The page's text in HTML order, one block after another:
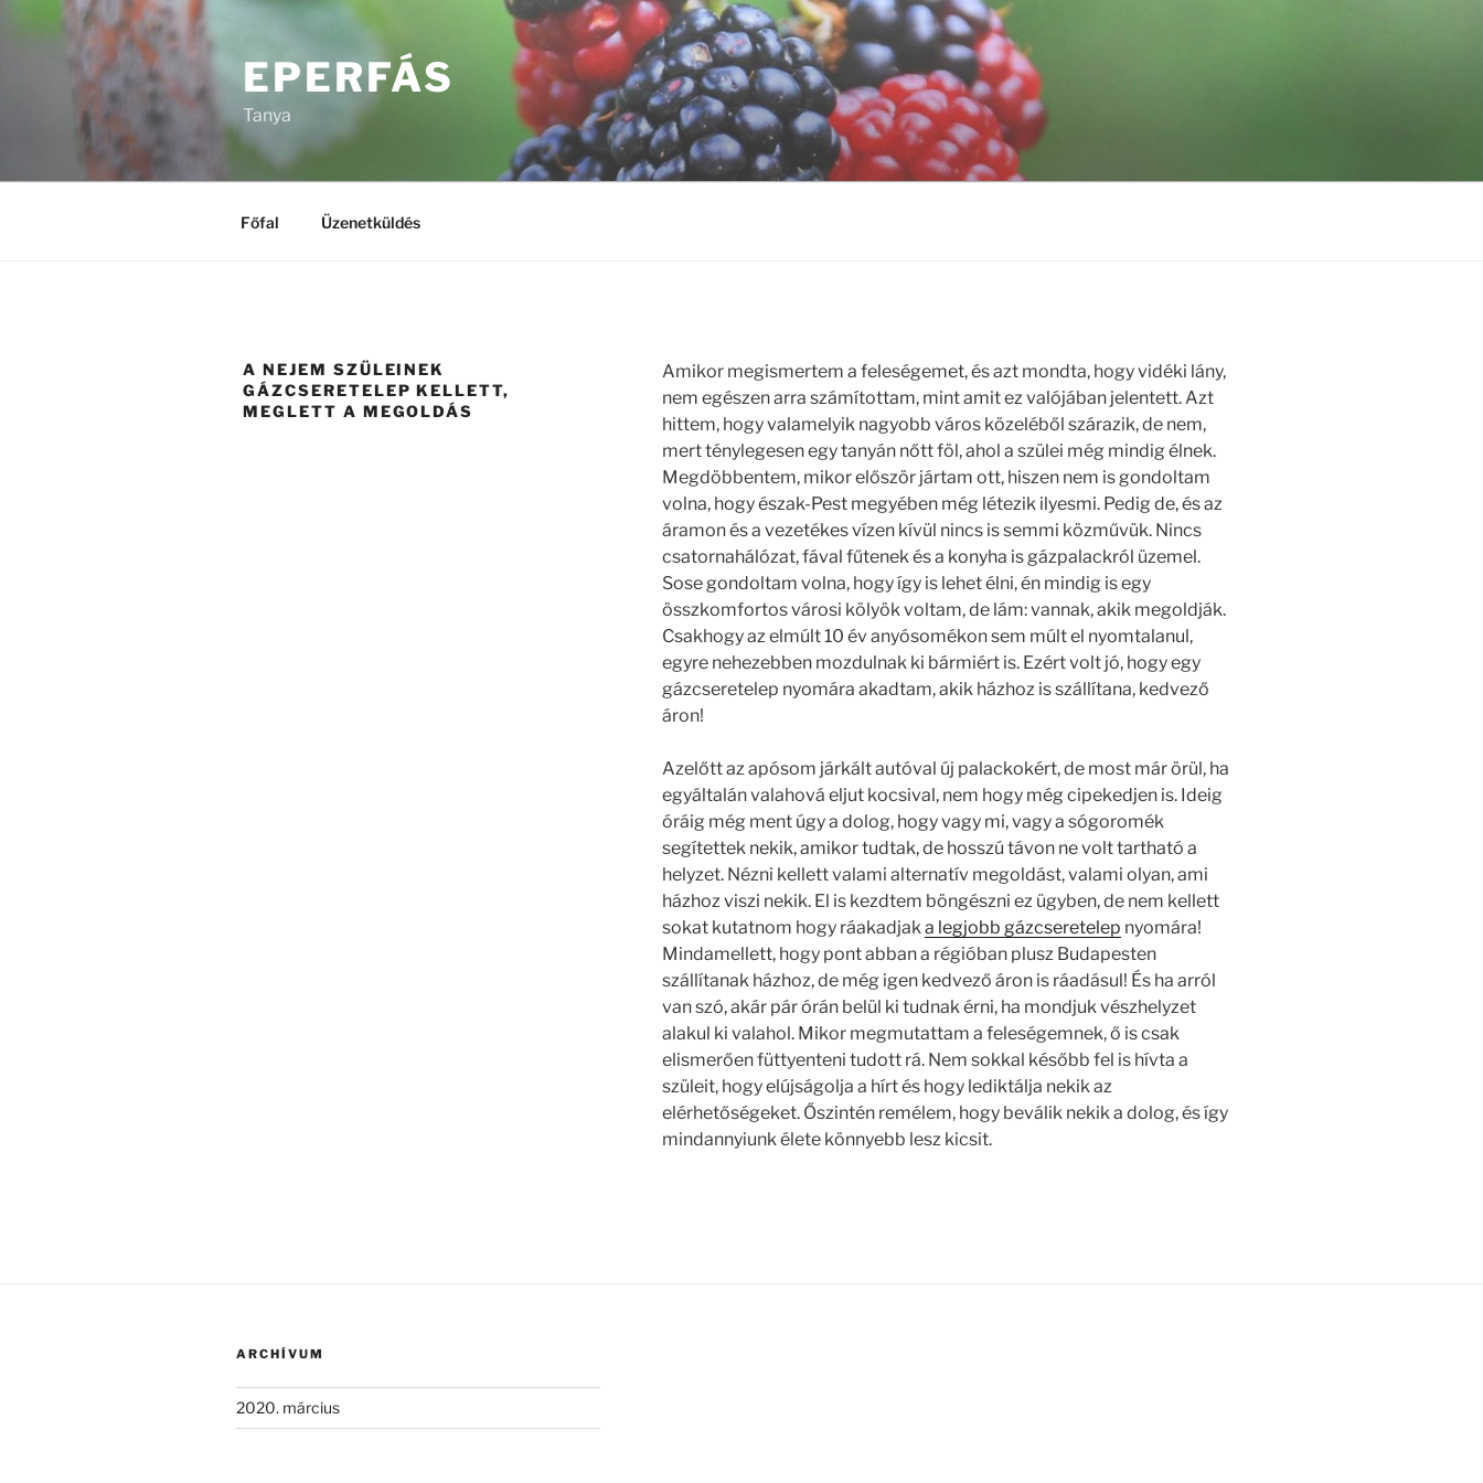
Tartalomhoz
EPERFÁS
Tanya
Főfal Üzenetküldés
A NEJEM SZÜLEINEK
GÁZCSERETELEP KELLETT,
MEGLETT A MEGOLDÁS
Amikor megismertem a feleségemet, és azt mondta, hogy vidéki lány,
nem egészen arra számítottam, mint amit ez valójában jelentett. Azt
hittem, hogy valamelyik nagyobb város közeléből szárazik, de nem,
mert ténylegesen egy tanyán nőtt föl, ahol a szülei még mindig élnek.
Megdöbbentem, mikor először jártam ott, hiszen nem is gondoltam
volna, hogy észak-Pest megyében még létezik ilyesmi. Pedig de, és az
áramon és a vezetékes vízen kívül nincs is semmi közművük. Nincs
csatornahálózat, fával fűtenek és a konyha is gázpalackról üzemel.
Sose gondoltam volna, hogy így is lehet élni, én mindig is egy
összkomfortos városi kölyök voltam, de lám: vannak, akik megoldják.
Csakhogy az elmúlt 10 év anyósomékon sem múlt el nyomtalanul,
egyre nehezebben mozdulnak ki bármiért is. Ezért volt jó, hogy egy
gázcseretelep nyomára akadtam, akik házhoz is szállítana, kedvező
áron!
Azelőtt az apósom járkált autóval új palackokért, de most már örül, ha
egyáltalán valahová eljut kocsival, nem hogy még cipekedjen is. Ideig
óráig még ment úgy a dolog, hogy vagy mi, vagy a sógoromék
segítettek nekik, amikor tudtak, de hosszú távon ne volt tartható a
helyzet. Nézni kellett valami alternatív megoldást, valami olyan, ami
házhoz viszi nekik. El is kezdtem böngészni ez ügyben, de nem kellett
sokat kutatnom hogy ráakadjaka legjobb gázcseretelep nyomára!
Mindamellett, hogy pont abban a régióban plusz Budapesten
szállítanak házhoz, de még igen kedvező áron is ráadásul! És ha arról
van szó, akár pár órán belül ki tudnak érni, ha mondjuk vészhelyzet
alakul ki valahol. Mikor megmutattam a feleségemnek, ő is csak
elismerően füttyenteni tudott rá. Nem sokkal később fel is hívta a
szüleit, hogy elújságolja a hírt és hogy lediktálja nekik az
elérhetőségeket. Őszintén remélem, hogy beválik nekik a dolog, és így
mindannyiunk élete könnyebb lesz kicsit.
ARCHÍVUM
2020. március